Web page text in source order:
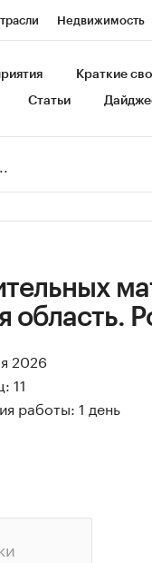
Недвижимость
Спецпроекты СПб
Краткие
Статьи
область.
2026
11
работы: 1 день